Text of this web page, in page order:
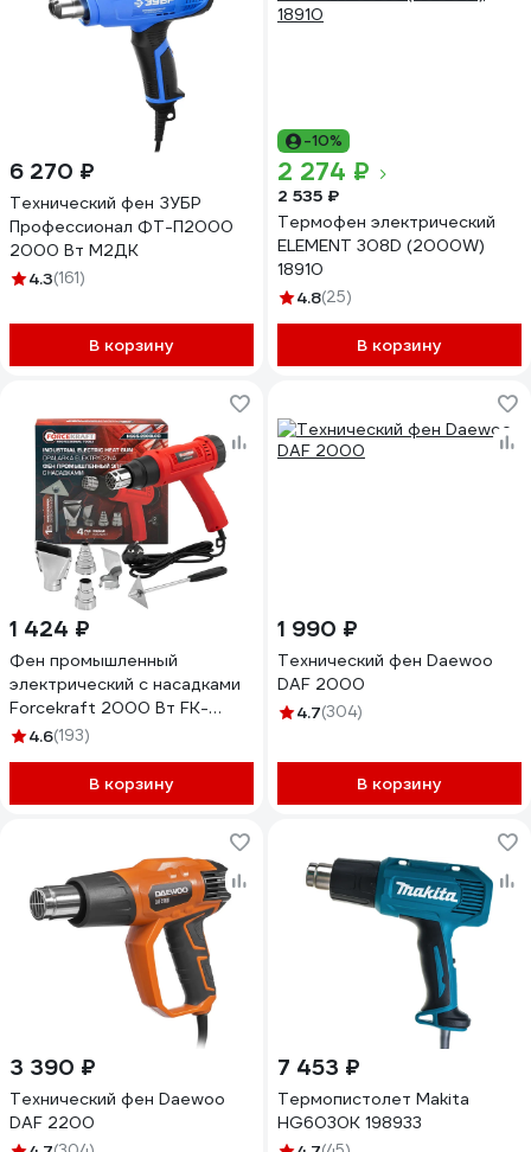
6 270 ₽
Технический фен ЗУБР
Профессионал ФТ-П2000
2000 Вт М2ДК
4.3(161)
В корзину
-10%
2 274 ₽
2 535 ₽
Термофен электрический
ELEMENT 308D (2000W)
18910
4.8(25)
В корзину
1 424 ₽
Фен промышленный
электрический с насадками
Forcekraft 2000 Вт FK-
HG65-2000LCD(65567)
4.6(193)
В корзину
1 990 ₽
Технический фен Daewoo
DAF 2000
4.7(304)
В корзину
3 390 ₽
Технический фен Daewoo
DAF 2200
7 453 ₽
Термопистолет Makita
HG6030K 198933